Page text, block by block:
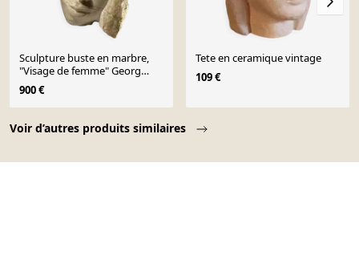
Voir d’autres produits similaires
Sculpture buste en marbre,
"Visage de femme" Georg
Glaser, circa 1980
900 €
Tete en ceramique vintage
109 €